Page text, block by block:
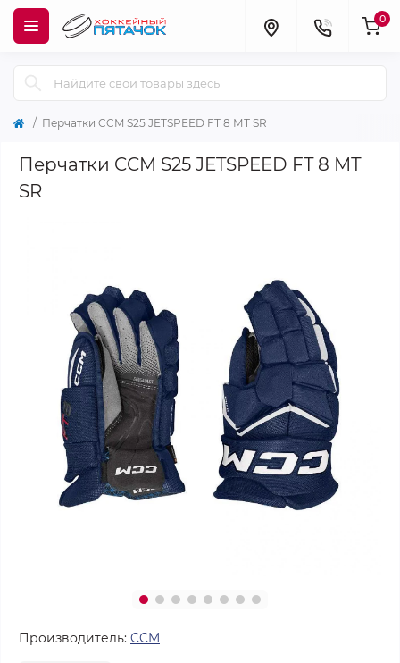
0
Перчатки CCM S25 JETSPEED FT 8 МТ SR
Перчатки CCM S25 JETSPEED FT 8 МТ
SR
Производитель: CCM